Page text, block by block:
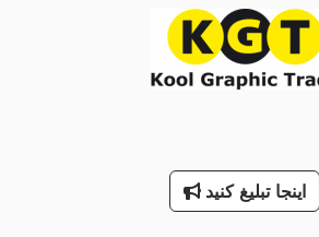
دستگاه چاپ افست برگه ای
اینجا تبلیغ کنید